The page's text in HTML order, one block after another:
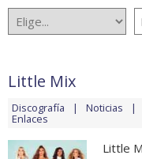
Little Mix
Discografía Noticias
Enlaces
Little